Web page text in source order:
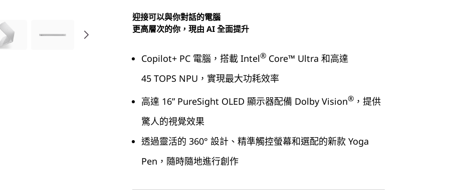
迎接可以與你對話的電腦
更高層次的你，現由 AI 全面提升
Copilot+ PC 電腦，搭載 Intel® Core™ Ultra 和高達
45 TOPS NPU，實現最大功耗效率
高達 16” PureSight OLED 顯示器配備 Dolby Vision® ，提供
驚人的視覺效果
透過靈活的 360° 設計、精準觸控螢幕和選配的新款 Yoga
Pen，隨時隨地進行創作